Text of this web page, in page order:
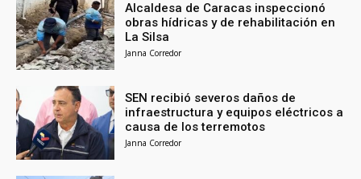
Alcaldesa de Caracas inspeccionó
obras hídricas y de rehabilitación en
La Silsa
Janna Corredor
SEN recibió severos daños de
infraestructura y equipos eléctricos a
causa de los terremotos
Janna Corredor